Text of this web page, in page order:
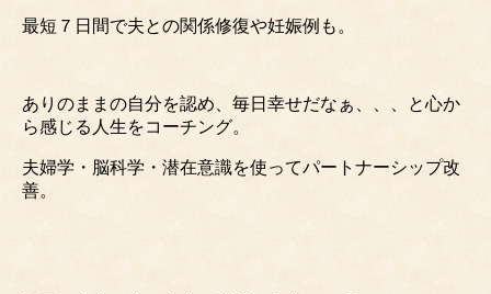
最短７日間で夫との関係修復や妊娠例も。
ありのままの自分を認め、毎日幸せだなぁ、、、と心か
ら感じる人生をコーチング。
夫婦学・脳科学・潜在意識を使ってパートナーシップ改
善。